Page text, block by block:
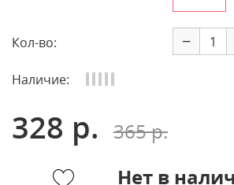
Кол-во: −
Наличие:
328 р.
365 р.
Нет в